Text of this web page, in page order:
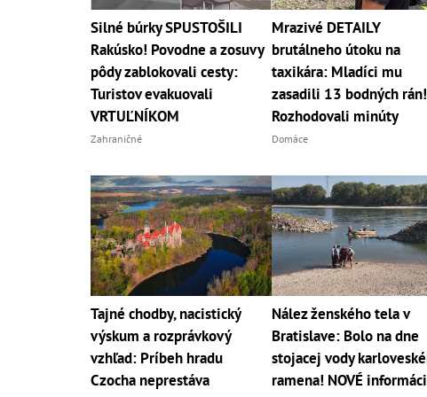
Silné búrky SPUSTOŠILI
Rakúsko! Povodne a zosuvy
pôdy zablokovali cesty:
Turistov evakuovali
VRTUĽNÍKOM
Zahraničné
Mrazivé DETAILY
brutálneho útoku na
taxikára: Mladíci mu
zasadili 13 bodných rán!
Rozhodovali minúty
Domáce
Tajné chodby, nacistický
výskum a rozprávkový
vzhľad: Príbeh hradu
Czocha neprestáva
Nález ženského tela v
Bratislave: Bolo na dne
stojacej vody
ramena! NOVÉ